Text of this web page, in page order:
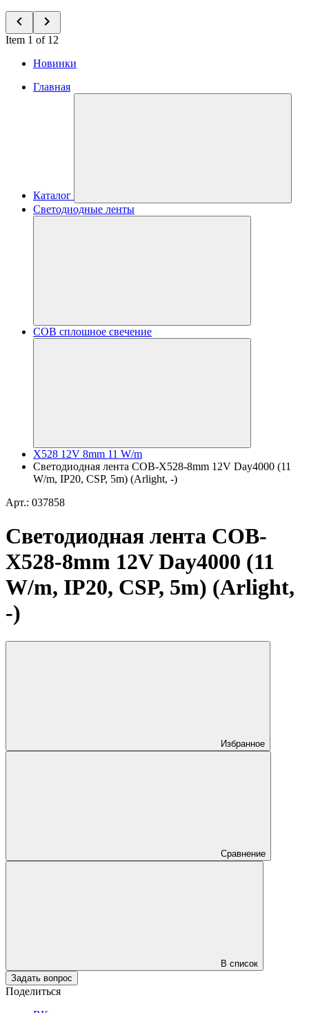
Item 1 of 12
Новинки
Главная
Каталог
Светодиодные ленты
COB сплошное свечение
X528 12V 8mm 11 W/m
Светодиодная лента COB-X528-8mm 12V Day4000 (11
W/m, IP20, CSP, 5m) (Arlight, -)
Арт.: 037858
Светодиодная лента COB-
X528-8mm 12V Day4000 (11
W/m, IP20, CSP, 5m) (Arlight,
-)
Избранное
Сравнение
В список
Задать вопрос
Поделиться